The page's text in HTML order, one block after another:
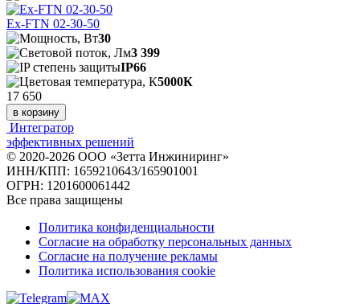
Ex-FTN 02-30-50
30
3 399
IP66
5000К
17 650
в корзину
Интегратор
эффективных решений
© 2020-2026 ООО «Зетта Инжиниринг»
ИНН/КПП: 1659210643/165901001
ОГРН: 1201600061442
Все права защищены
Политика конфиденциальности
Согласие на обработку персональных данных
Согласие на получение рекламы
Политика использования cookie